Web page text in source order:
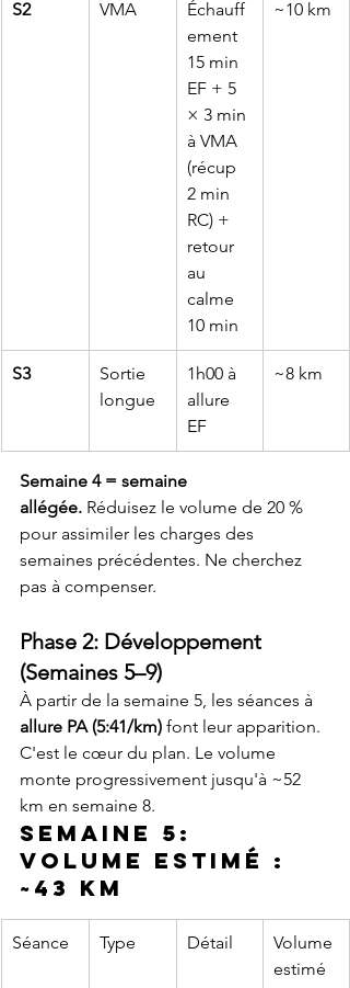
S2 VMA
Échauff
ement
15 min
EF + 5
× 3 min
à VMA
(récup
2 min
RC) +
retour
au
calme
10 min
~10 km
S3
Sortie
longue
1h00 à
allure
EF
~8 km
Semaine 4 = semaine
allégée. Réduisez le volume de 20 %
pour assimiler les charges des
semaines précédentes. Ne cherchez
pas à compenser.
Phase 2: Développement
(Semaines 5–9)
À partir de la semaine 5, les séances à
allure PA (5:41/km) font leur apparition.
C'est le cœur du plan. Le volume
monte progressivement jusqu'à ~52
km en semaine 8.
Semaine 5:
Volume estimé :
~43 km
Séance Type Détail
Volume
estimé